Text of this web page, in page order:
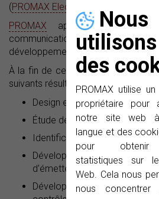
Nous
utilisons
des
PROMAX utilise
propriétaire pour
notre site web
langue et des
pour
statistiques sur
Web. Cela nous
nous
(PROMAX Electrónica
PROMAX apporte tout son
communications optiques
développement de l’instrumentation
À la fin de ce projet, le
suivants résultats :
Design et architecture des
Étude de la viabilité du réseau.
Identification des
Développement et
d’émetteurs cohérents UD-
Développement et